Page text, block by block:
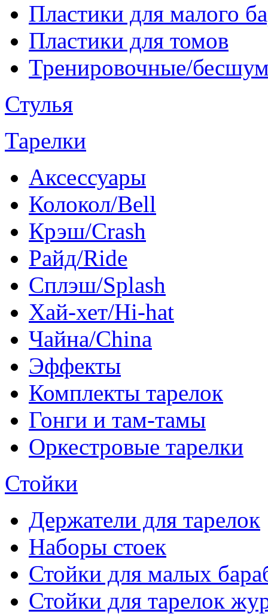
Пластики для малого
Пластики для томов
Тренировочные/
Стулья
Тарелки
Аксессуары
Колокол/Bell
Крэш/Crash
Райд/Ride
Сплэш/Splash
Хай-хет/Hi-hat
Чайна/China
Эффекты
Комплекты тарелок
Гонги и там-тамы
Оркестровые тарелки
Стойки
Держатели для тарелок
Наборы стоек
Стойки для малых
Стойки для тарелок